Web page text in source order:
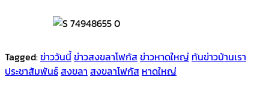
Tagged:ข่าววันนี้ข่าวสงขลาโฟกัสข่าวหาดใหญ่ ทันข่าวบ้านเรา
ประชาสัมพันธ์สงขลา สงขลาโฟกัส หาดใหญ่